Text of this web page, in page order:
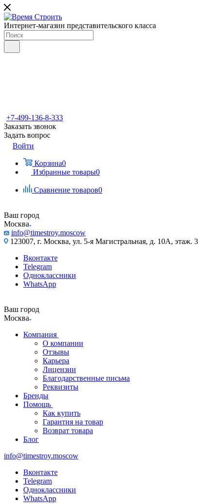
Интернет-магазин представительского класса
+7-499-136-8-333
Заказать звонок
Задать вопрос
Войти
Корзина0
Избранные товары0
Сравнение товаров0
Ваш город
Москва
info@timestroy.moscow
123007, г. Москва, ул. 5-я Магистральная, д. 10А, этаж. 3
Вконтакте
Telegram
Одноклассники
WhatsApp
Ваш город
Москва
Компания
О компании
Отзывы
Карьера
Лицензии
Благодарственные письма
Реквизиты
Бренды
Помощь
Как купить
Гарантия на товар
Возврат товара
Блог
info@timestroy.moscow
Вконтакте
Telegram
Одноклассники
WhatsApp